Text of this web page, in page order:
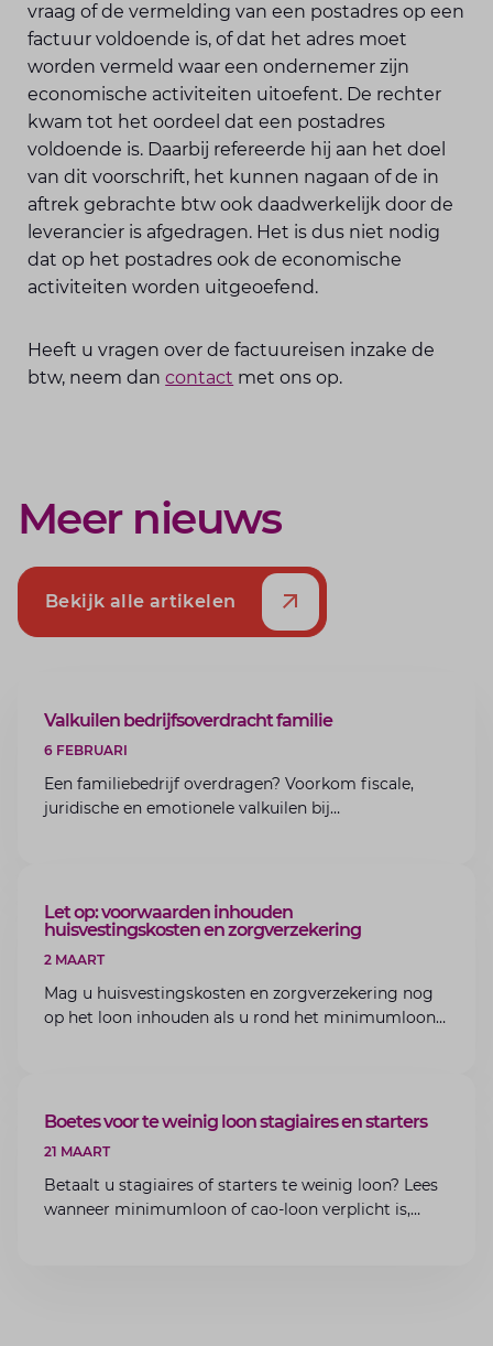
vraag of de vermelding van een postadres op een
factuur voldoende is, of dat het adres moet
worden vermeld waar een ondernemer zijn
economische activiteiten uitoefent. De rechter
kwam tot het oordeel dat een postadres
voldoende is. Daarbij refereerde hij aan het doel
van dit voorschrift, het kunnen nagaan of de in
aftrek gebrachte btw ook daadwerkelijk door de
leverancier is afgedragen. Het is dus niet nodig
dat op het postadres ook de economische
activiteiten worden uitgeoefend.
Heeft u vragen over de factuureisen inzake de
btw, neem dancontact met ons op.
Meer nieuws
Bekijk alle artikelen
ARTIKEL
Valkuilen bedrijfsoverdracht familie
6 FEBRUARI
Een familiebedrijf overdragen? Voorkom fiscale,
juridische en emotionele valkuilen bij
ARTIKEL
Let op: voorwaarden inhouden
huisvestingskosten en zorgverzekering
2 MAART
Mag u huisvestingskosten en zorgverzekering nog
op het loon inhouden als u rond het minimumloon
ARTIKEL
Boetes voor te weinig loon stagiaires en starters
21 MAART
Betaalt u stagiaires of starters te weinig loon? Lees
wanneer minimumloon of cao-loon verplicht is,